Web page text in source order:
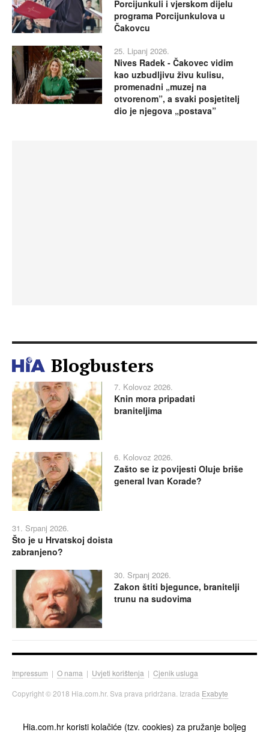
Porcijunkuli i vjerskom dijelu
programa Porcijunkulova u
Čakovcu
25. Lipanj 2026.
Nives Radek - Čakovec vidim
kao uzbudljivu živu kulisu,
promenadni „muzej na
otvorenom”, a svaki posjetitelj
dio je njegova „postava”
Blogbusters
7. Kolovoz 2026.
Knin mora pripadati
braniteljima
6. Kolovoz 2026.
Zašto se iz povijesti Oluje briše
general Ivan Korade?
31. Srpanj 2026.
Što je u Hrvatskoj doista
zabranjeno?
30. Srpanj 2026.
Zakon štiti bjegunce, branitelji
trunu na sudovima
Impressum | O nama | Uvjeti korištenja | Cjenik usluga
Copyright © 2018 Hia.com.hr. Sva prava pridržana. Izrada Exabyte
Hia.com.hr koristi kolačiće (tzv. cookies) za pružanje boljeg